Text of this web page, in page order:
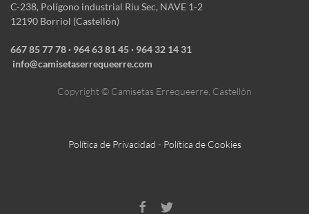
C-238, Polígono industrial Riu Sec, NAVE 1-2
12190 Borriol (Castellón)
667 85 77 78· 964 63 81 45 · ‎964 32 14 31
info@camisetaserrequeerre.com
Copyright © Camisetas Errequeerre, Castellón
Política de Privacidad - Política de Cookies